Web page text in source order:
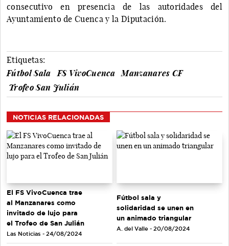
consecutivo en presencia de las autoridades del
Ayuntamiento de Cuenca y la Diputación.
Etiquetas:
Fútbol Sala
FS VivoCuenca
Manzanares CF
Trofeo San Julián
NOTICIAS RELACIONADAS
El FS VivoCuenca trae
al Manzanares como
invitado de lujo para
el Trofeo de San Julián
Las Noticias - 24/08/2024
Fútbol sala y
solidaridad se unen en
un animado triangular
A. del Valle - 20/08/2024